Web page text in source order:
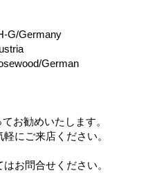
G/Germany
German
お勧めいたします。
にご来店ください。
お問合せください。